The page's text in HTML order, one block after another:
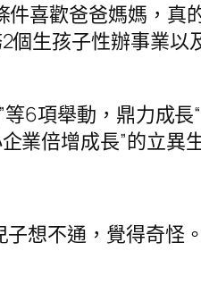
喜歡爸爸媽媽，真
生孩子性辦事業以
6項舉動，鼎力成長
業倍增成長”的立異
想不通，覺得奇怪